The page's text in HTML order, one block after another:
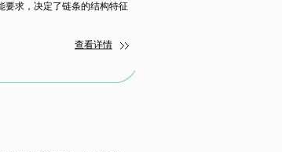
要求，决定了链条的结构特征
查看详情